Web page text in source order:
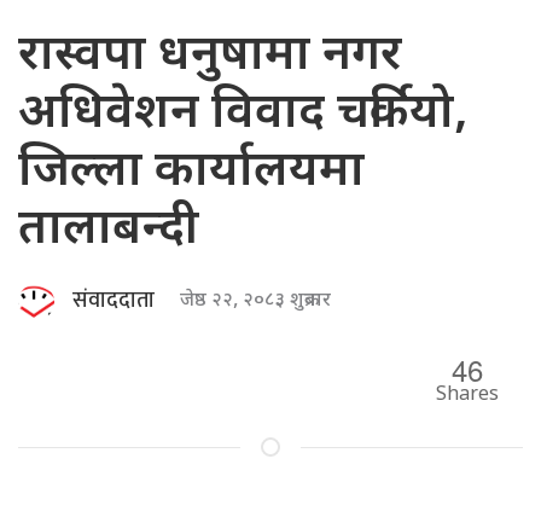
रास्वपा धनुषामा नगर
अधिवेशन विवाद चर्कियो,
जिल्ला कार्यालयमा
तालाबन्दी
संवाददाता जेष्ठ २२, २०८३ शुक्रबार
46
Shares